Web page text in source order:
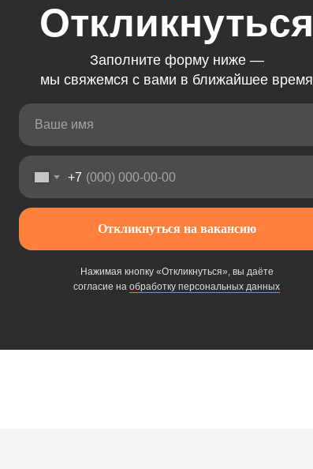
Откликнуться
Заполните форму ниже —
мы свяжемся с вами в ближайшее время
+7
Откликнуться на вакансию
Нажимая кнопку «Откликнуться», вы даёте
согласие на обработку персональных данных